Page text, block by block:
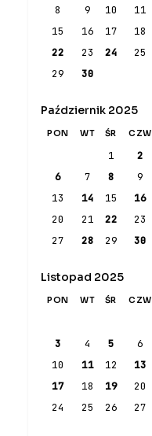
8
9 10 11
15
16 17 18
22
23 24 25
29
30
Październik 2025
PON WT ŚR CZW
1 2
6
7 8 9
13
14 15 16
20
21 22 23
27
28 29 30
Listopad 2025
PON WT ŚR CZW
3
4 5 6
10
11 12 13
17
18 19 20
24
25 26 27